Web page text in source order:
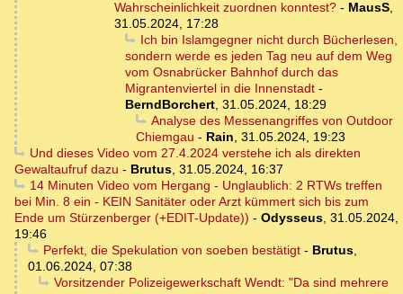
Wahrscheinlichkeit zuordnen konntest? - MausS,
31.05.2024, 17:28
Ich bin Islamgegner nicht durch Bücherlesen,
sondern werde es jeden Tag neu auf dem Weg
vom Osnabrücker Bahnhof durch das
Migrantenviertel in die Innenstadt -
BerndBorchert, 31.05.2024, 18:29
Analyse des Messenangriffes von Outdoor
Chiemgau - Rain, 31.05.2024, 19:23
Und dieses Video vom 27.4.2024 verstehe ich als direkten
Gewaltaufruf dazu - Brutus, 31.05.2024, 16:37
14 Minuten Video vom Hergang - Unglaublich: 2 RTWs treffen
bei Min. 8 ein - KEIN Sanitäter oder Arzt kümmert sich bis zum
Ende um Stürzenberger (+EDIT-Update)) - Odysseus, 31.05.2024,
19:46
Perfekt, die Spekulation von soeben bestätigt- Brutus,
01.06.2024, 07:38
Vorsitzender Polizeigewerkschaft Wendt: "Da sind mehrere